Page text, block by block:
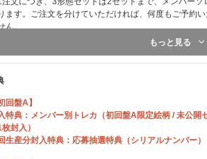
ます。ご注文を分けていただければ、何度もご予約
ん。
1注文につき、セット商品の注文数にかかわらずATEEZ
もっと見る
回盤A】
特典：メンバー別トレカ（初回盤A限定絵柄 / 未公
枚封入）
生産分封入特典：応募抽選特典（シリアルナンバー）